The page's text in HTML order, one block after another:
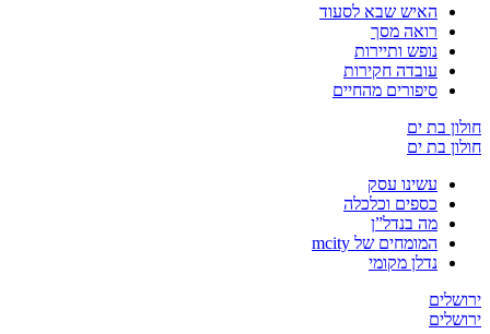
האיש שבא לסעוד
רואה מסך
נופש ותיירות
עובדה חקירות
סיפורים מהחיים
בת ים
בת ים
עשינו עסק
כספים וכלכלה
מה בנדל”ן
המומחים של mcity
נדלן מקומי